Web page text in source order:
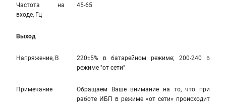
Частота на
входе, Гц
45-65
Выход
Напряжение, В
220±5% в батарейном режиме; 200-240 в
режиме "от сети"
Примечание
Обращаем Ваше внимание на то, что при
работе ИБП в режиме «от сети» происходит